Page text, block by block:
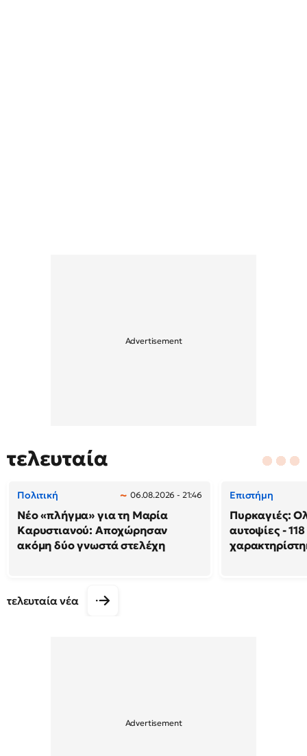
τελευταία
Πολιτική 06.08.2026 - 21:46
Νέο «πλήγμα» για τη Μαρία
Καρυστιανού: Αποχώρησαν
ακόμη δύο γνωστά στελέχη
Επιστήμη
Πυρκαγιές:
αυτοψίες - 118
τελευταία νέα